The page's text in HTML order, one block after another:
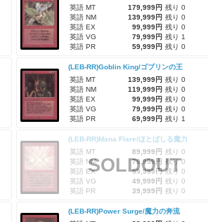
英語 MT
179,999円 残り 0
英語 NM
139,999円 残り 0
英語 EX
99,999円 残り 0
英語 VG
79,999円 残り 1
英語 PR
59,999円 残り 0
(LEB-RR)Goblin King/ゴブリンの王
英語 MT
139,999円 残り 0
英語 NM
119,999円 残り 0
英語 EX
99,999円 残り 0
英語 VG
79,999円 残り 0
英語 PR
69,999円 残り 1
(LEB-RR)Mana Flare/ほとばしる魔力
英語 MT
89,999円 残り 0
英語 NM
79,999円 残り 0
英語 EX
59,999円 残り 0
英語 VG
49,999円 残り 0
英語 PR
39,999円 残り 0
SOLDOUT
(LEB-RR)Power Surge/魔力の奔流